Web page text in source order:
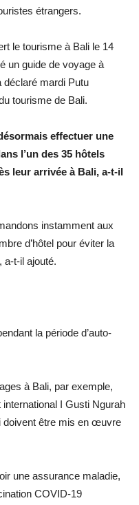
étrangers.
le tourisme à Bali le 14
un guide de voyage à
déclaré mardi Putu
tourisme de Bali.
effectuer une
l’un des 35 hôtels
leur arrivée à Bali, a-t-il
instamment aux
d’hôtel pour éviter la
t-il ajouté.
la période d’auto-
à Bali, par exemple,
international I Gusti Ngurah
doivent être mis en œuvre
une assurance maladie,
COVID-19